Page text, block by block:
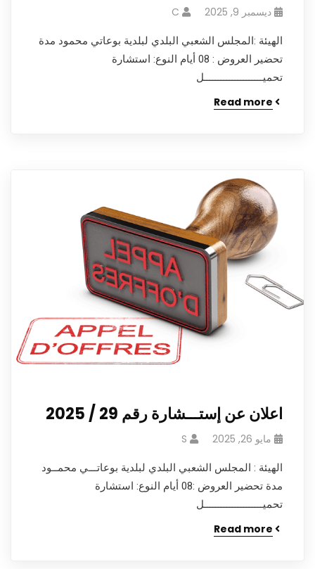
ديسمبر 9, 2025 C
الهيئة :المجلس الشعبي البلدي لبلدية بوعاتي محمود مدة
تحضير العروض : 08 أيام النوع: استشارة
تحميـــــــــــــــــــــل
Read more
اعلان عن إستـــشارة رقم 29 / 2025
مايو 26, 2025 S
الهيئة : المجلس الشعبي البلدي لبلدية بوعاتـــي محمــود
مدة تحضير العروض :08 أيام النوع: استشارة
تحميـــــــــــــــــــــل
Read more